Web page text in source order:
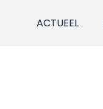
ACTUEEL